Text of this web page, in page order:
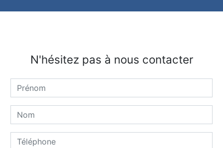
N'hésitez pas à nous contacter